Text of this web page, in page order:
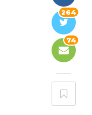
264
74